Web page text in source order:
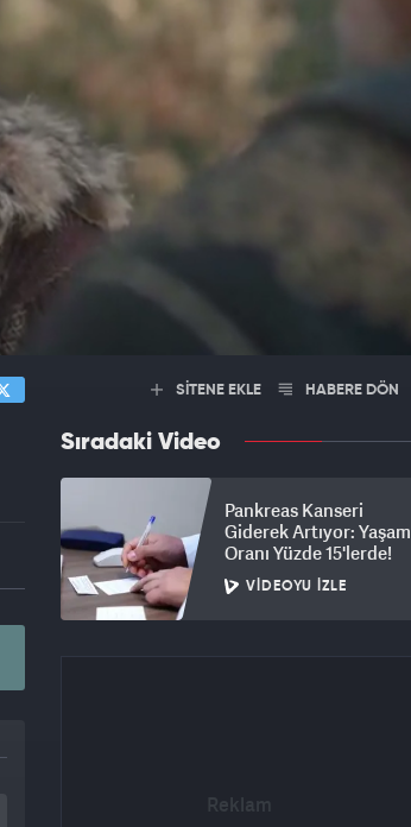
SİTENE EKLE HABERE DÖN
Sıradaki Video
Pankreas Kanseri
Giderek Artıyor: Yaşam
Oranı Yüzde 15'lerde!
VIDEOYU İZLE